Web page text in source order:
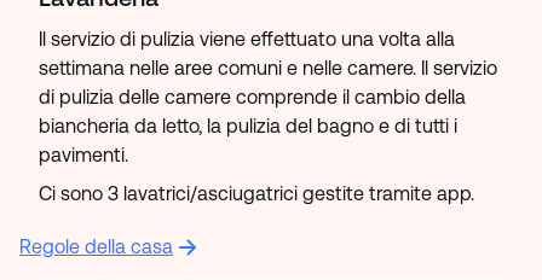
Il servizio di pulizia viene effettuato una volta alla
settimana nelle aree comuni e nelle camere. Il servizio
di pulizia delle camere comprende il cambio della
biancheria da letto, la pulizia del bagno e di tutti i
pavimenti.
Ci sono 3 lavatrici/asciugatrici gestite tramite app.
Regole della casa